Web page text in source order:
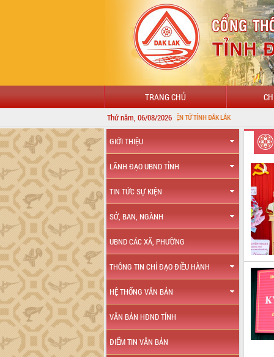
TRANG CHỦ
Thứ năm, 06/08/2026
CHÀO MỪNG ĐẾN VỚI CỔNG THÔNG TIN ĐIỆN TỬ TỈNH ĐẮK LẮK
GIỚI THIỆU
LÃNH ĐẠO UBND TỈNH
TIN TỨC SỰ KIỆN
SỞ, BAN, NGÀNH
UBND CÁC XÃ, PHƯỜNG
THÔNG TIN CHỈ ĐẠO ĐIỀU HÀNH
HỆ THỐNG VĂN BẢN
VĂN BẢN HĐND TỈNH
ĐIỂM TIN VĂN BẢN